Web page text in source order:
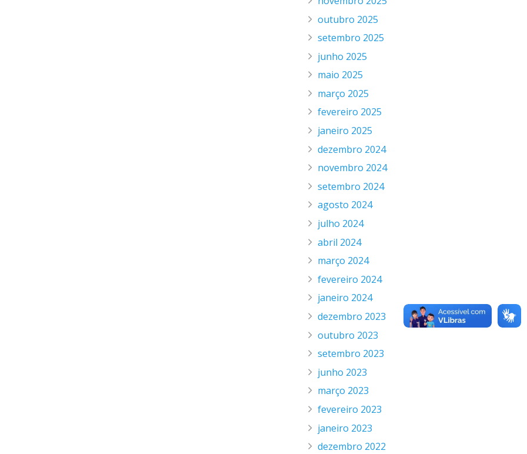
outubro 2025
setembro 2025
junho 2025
maio 2025
março 2025
fevereiro 2025
janeiro 2025
dezembro 2024
novembro 2024
setembro 2024
agosto 2024
julho 2024
abril 2024
março 2024
fevereiro 2024
janeiro 2024
dezembro 2023
outubro 2023
setembro 2023
junho 2023
março 2023
fevereiro 2023
janeiro 2023
dezembro 2022